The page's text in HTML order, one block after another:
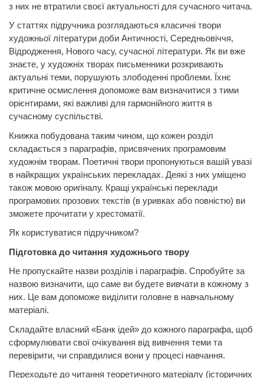
з них не втратили своєї актуальності для сучасного читача.
У статтях підручника розглядаються класичні твори
художньої літератури доби Античності, Середньовіччя,
Відродження, Нового часу, сучасної літератури. Як ви вже
знаєте, у художніх творах письменники розкривають
актуальні теми, порушують злободенні проблеми. Їхнє
критичне осмислення допоможе вам визначитися з тими
орієнтирами, які важливі для гармонійного життя в
сучасному суспільстві.
Книжка побудована таким чином, що кожен розділ
складається з параграфів, присвячених програмовим
художнім творам. Поетичні твори пропонуються вашій увазі
в найкращих українських перекладах. Деякі з них уміщено
також мовою оригіналу. Кращі українські переклади
програмових прозових текстів (в уривках або повністю) ви
зможете прочитати у хрестоматії.
Як користуватися підручником?
Підготовка до читання художнього твору
Не пропускайте назви розділів і параграфів. Спробуйте за
назвою визначити, що саме ви будете вивчати в кожному з
них. Це вам допоможе виділити головне в навчальному
матеріалі.
Складайте власний «Банк ідей» до кожного параграфа, щоб
сформулювати свої очікування від вивчення теми та
перевірити, чи справдилися вони у процесі навчання.
Переходьте до читання теоретичного матеріалу (історичних